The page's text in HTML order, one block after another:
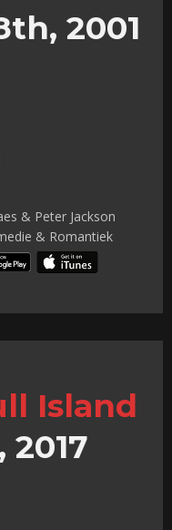
2001
& Peter Jackson
& Romantiek
Island
2017